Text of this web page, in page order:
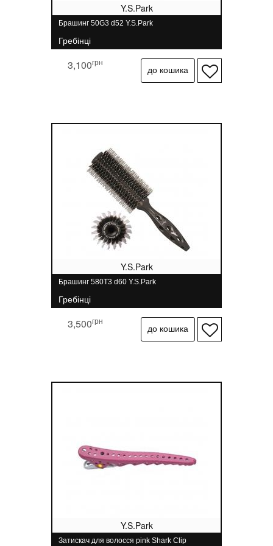
Y.S.Park
Брашинг 50G3 d52 Y.S.Park
Гребінці
3,100грн
Y.S.Park
Брашинг 580T3 d60 Y.S.Park
Гребінці
3,500грн
Y.S.Park
Затискач для волосся pink Shark Clip